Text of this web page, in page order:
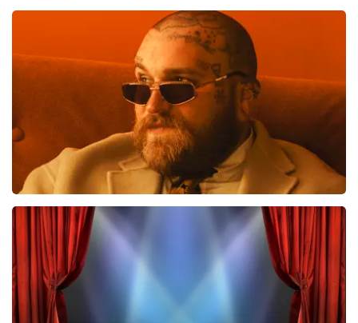
laatste 30 minuten
BESTEL NU
Teddy Swims
788 laatste 30 minuten
BESTEL NU